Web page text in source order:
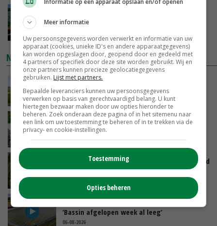
je gelukkig van wordt’
NIEUWSTE VIDEO'S
POAH!: John Deere 7730
GISTEREN, 10:00
Oekraïne-vlogger Kees Huizinga: ‘Bezoek van
de ambassade mag zelf groente plukken’
07-08-2026
Limburgse mais van Frijns doet het verrassend
goed
Droogte veroorzaakt steeds meer problemen:
‘Bassin afgelopen week al leeg’
06-08-2026
Informatie op een apparaat opslaan en/of openen
Meer informatie
Uw persoonsgegevens worden verwerkt en informatie van uw
apparaat (cookies, unieke ID's en andere apparaatgegevens)
kan worden opgeslagen door, geopend door en gedeeld met
4 partners of specifiek door deze site worden gebruikt. Wij en
onze partners kunnen precieze geolocatiegegevens
gebruiken. Lijst met partners.
Bepaalde leveranciers kunnen uw persoonsgegevens
verwerken op basis van gerechtvaardigd belang. U kunt
hiertegen bezwaar maken door uw opties hieronder te
beheren. Zoek onderaan deze pagina of in het sitemenu naar
een link om uw toestemming te beheren of in te trekken via de
privacy- en cookie-instellingen.
Toestemming
Opties beheren